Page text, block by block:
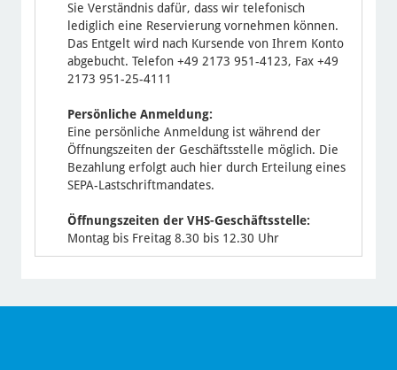
Sie Verständnis dafür, dass wir telefonisch
lediglich eine Reservierung vornehmen können.
Das Entgelt wird nach Kursende von Ihrem Konto
abgebucht. Telefon +49 2173 951-4123, Fax +49
2173 951-25-4111
Persönliche Anmeldung:
Eine persönliche Anmeldung ist während der
Öffnungszeiten der Geschäftsstelle möglich. Die
Bezahlung erfolgt auch hier durch Erteilung eines
SEPA-Lastschriftmandates.
Öffnungszeiten der VHS-Geschäftsstelle:
Montag bis Freitag 8.30 bis 12.30 Uhr